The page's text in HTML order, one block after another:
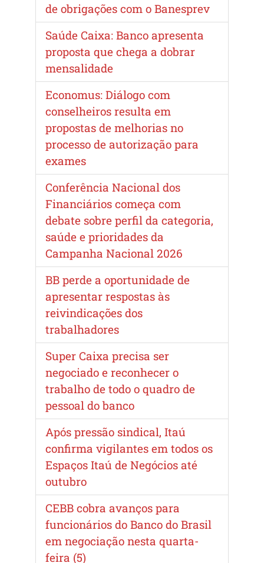
de obrigações com o Banesprev
Saúde Caixa: Banco apresenta
proposta que chega a dobrar
mensalidade
Economus: Diálogo com
conselheiros resulta em
propostas de melhorias no
processo de autorização para
exames
Conferência Nacional dos
Financiários começa com
debate sobre perfil da categoria,
saúde e prioridades da
Campanha Nacional 2026
BB perde a oportunidade de
apresentar respostas às
reivindicações dos
trabalhadores
Super Caixa precisa ser
negociado e reconhecer o
trabalho de todo o quadro de
pessoal do banco
Após pressão sindical, Itaú
confirma vigilantes em todos os
Espaços Itaú de Negócios até
outubro
CEBB cobra avanços para
funcionários do Banco do Brasil
em negociação nesta quarta-
feira (5)